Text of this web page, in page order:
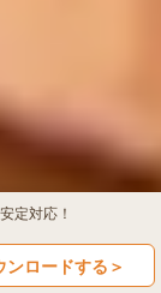
定対応！
ンロードする＞